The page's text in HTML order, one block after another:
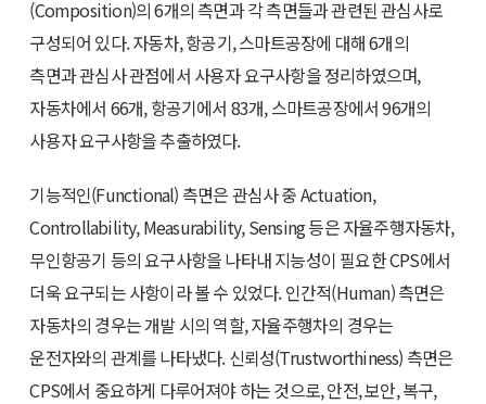
(Composition)의 6개의 측면과 각 측면들과 관련된 관심사로
구성되어 있다. 자동차, 항공기, 스마트공장에 대해 6개의
측면과 관심사 관점에서 사용자 요구사항을 정리하였으며,
자동차에서 66개, 항공기에서 83개, 스마트공장에서 96개의
사용자 요구사항을 추출하였다.
기능적인(Functional) 측면은 관심사 중 Actuation,
Controllability, Measurability, Sensing 등은 자율주행자동차,
무인항공기 등의 요구사항을 나타내 지능성이 필요한 CPS에서
더욱 요구되는 사항이라 볼 수 있었다. 인간적(Human) 측면은
자동차의 경우는 개발 시의 역할, 자율주행차의 경우는
운전자와의 관계를 나타냈다. 신뢰성(Trustworthiness) 측면은
CPS에서 중요하게 다루어져야 하는 것으로, 안전, 보안, 복구,